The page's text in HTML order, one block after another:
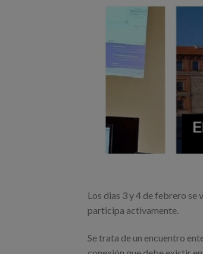
Los dias 3 y 4 de febrero se
participa activamente.
Se trata de un encuentro